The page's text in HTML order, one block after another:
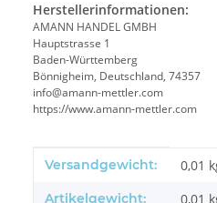
Herstellerinformationen:
AMANN HANDEL GMBH
Hauptstrasse 1
Baden-Württemberg
Bönnigheim, Deutschland, 74357
info@amann-mettler.com
https://www.amann-mettler.com
Produkteigenschaft
Wert
Versandgewicht: 0,01
Artikelgewicht: 0,01